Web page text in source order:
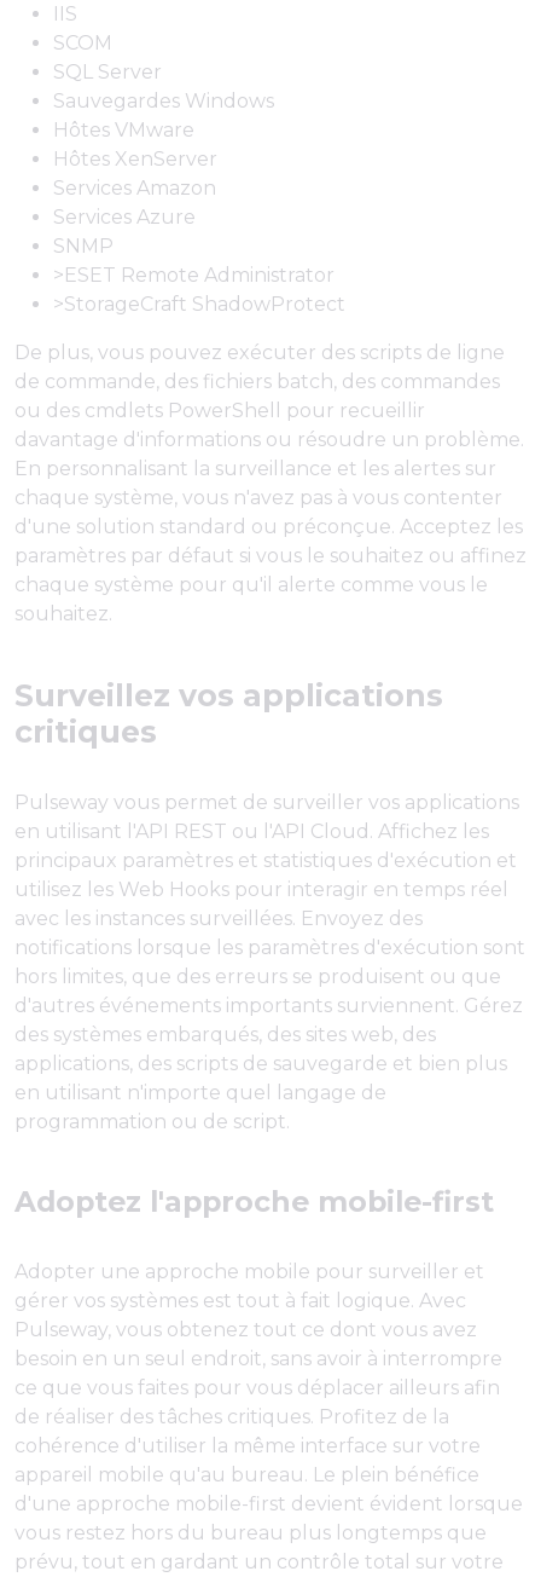
IIS
SCOM
SQL Server
Sauvegardes Windows
Hôtes VMware
Hôtes XenServer
Services Amazon
Services Azure
SNMP
>ESET Remote Administrator
>StorageCraft ShadowProtect
De plus, vous pouvez exécuter des scripts de ligne
de commande, des fichiers batch, des commandes
ou des cmdlets PowerShell pour recueillir
davantage d'informations ou résoudre un problème.
En personnalisant la surveillance et les alertes sur
chaque système, vous n'avez pas à vous contenter
d'une solution standard ou préconçue. Acceptez les
paramètres par défaut si vous le souhaitez ou affinez
chaque système pour qu'il alerte comme vous le
souhaitez.
Surveillez vos applications
critiques
Pulseway vous permet de surveiller vos applications
en utilisant l'API REST ou l'API Cloud. Affichez les
principaux paramètres et statistiques d'exécution et
utilisez les Web Hooks pour interagir en temps réel
avec les instances surveillées. Envoyez des
notifications lorsque les paramètres d'exécution sont
hors limites, que des erreurs se produisent ou que
d'autres événements importants surviennent. Gérez
des systèmes embarqués, des sites web, des
applications, des scripts de sauvegarde et bien plus
en utilisant n'importe quel langage de
programmation ou de script.
Adoptez l'approche mobile-first
Adopter une approche mobile pour surveiller et
gérer vos systèmes est tout à fait logique. Avec
Pulseway, vous obtenez tout ce dont vous avez
besoin en un seul endroit, sans avoir à interrompre
ce que vous faites pour vous déplacer ailleurs afin
de réaliser des tâches critiques. Profitez de la
cohérence d'utiliser la même interface sur votre
appareil mobile qu'au bureau. Le plein bénéfice
d'une approche mobile-first devient évident lorsque
vous restez hors du bureau plus longtemps que
prévu, tout en gardant un contrôle total sur votre